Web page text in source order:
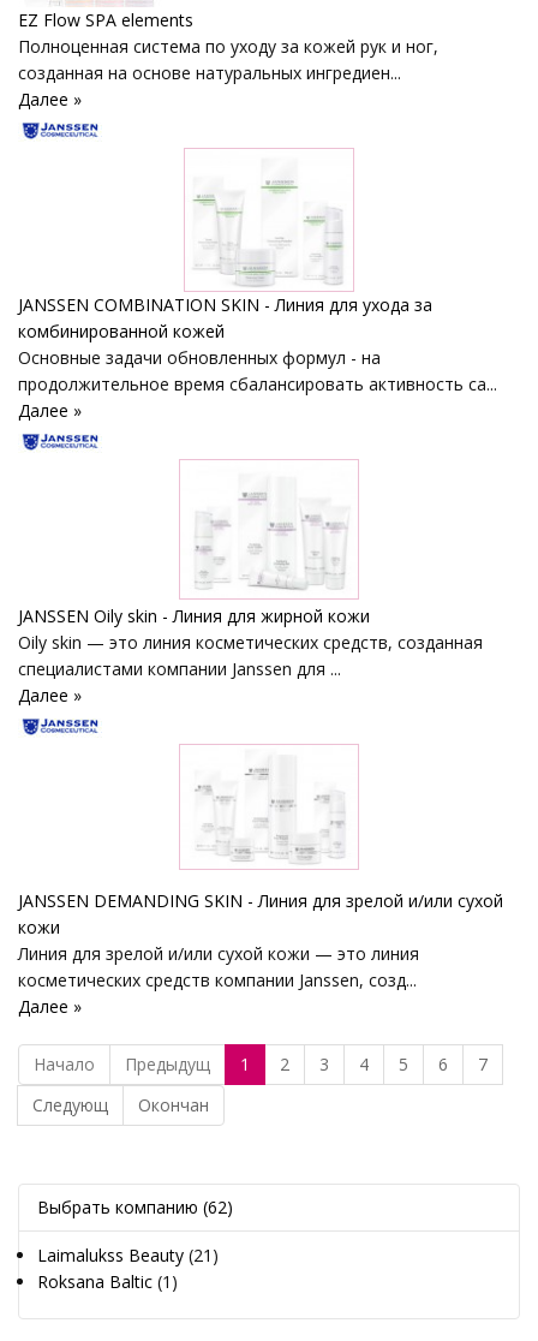
EZ Flow SPA elements
Полноценная система по уходу за кожей рук и ног,
созданная на основе натуральных ингредиен...
Далее »
JANSSEN COMBINATION SKIN - Линия для ухода за
комбинированной кожей
Основные задачи обновленных формул - на
продолжительное время сбалансировать активность са...
Далее »
JANSSEN Oily skin - Линия для жирной кожи
Oily skin — это линия косметических средств, созданная
специалистами компании Janssen для ...
Далее »
JANSSEN DEMANDING SKIN - Линия для зрелой и/или сухой
кожи
Линия для зрелой и/или сухой кожи — это линия
косметических средств компании Janssen, созд...
Далее »
Начало Предыдущ 1 2 3 4 5 6
7
Следующ
Окончан
Выбрать компанию (62)
Laimalukss Beauty (21)
Roksana Baltic (1)